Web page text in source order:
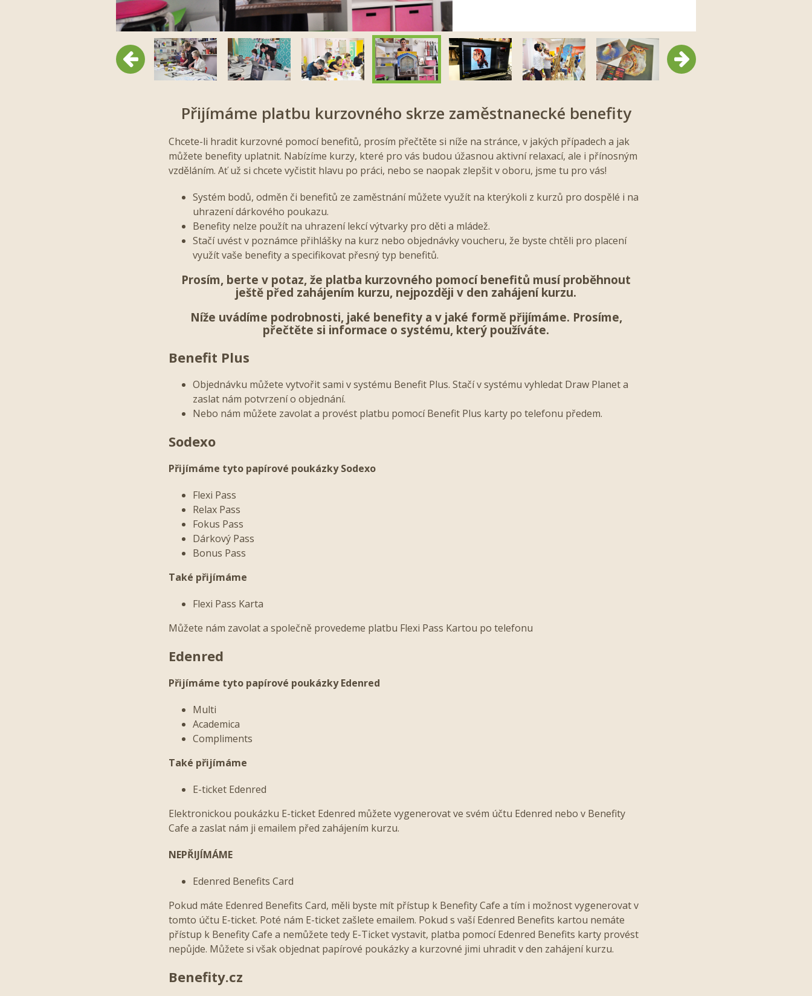
Předchozí Další
Přijímáme platbu kurzovného skrze zaměstnanecké benefity
Chcete-li hradit kurzovné pomocí benefitů, prosím přečtěte si níže na stránce, v jakých případech a jak
můžete benefity uplatnit. Nabízíme kurzy, které pro vás budou úžasnou aktivní relaxací, ale i přínosným
vzděláním. Ať už si chcete vyčistit hlavu po práci, nebo se naopak zlepšit v oboru, jsme tu pro vás!
Systém bodů, odměn či benefitů ze zaměstnání můžete využít na kterýkoli z kurzů pro dospělé i na
uhrazení dárkového poukazu.
Benefity nelze použít na uhrazení lekcí výtvarky pro děti a mládež.
Stačí uvést v poznámce přihlášky na kurz nebo objednávky voucheru, že byste chtěli pro placení
využít vaše benefity a specifikovat přesný typ benefitů.
Prosím, berte v potaz, že platba kurzovného pomocí benefitů musí proběhnout
ještě před zahájením kurzu, nejpozději v den zahájení kurzu.
Níže uvádíme podrobnosti, jaké benefity a v jaké formě přijímáme. Prosíme,
přečtěte si informace o systému, který používáte.
Benefit Plus
Objednávku můžete vytvořit sami v systému Benefit Plus. Stačí v systému vyhledat Draw Planet a
zaslat nám potvrzení o objednání.
Nebo nám můžete zavolat a provést platbu pomocí Benefit Plus karty po telefonu předem.
Sodexo
Přijímáme tyto papírové poukázky Sodexo
Flexi Pass
Relax Pass
Fokus Pass
Dárkový Pass
Bonus Pass
Také přijímáme
Flexi Pass Karta
Můžete nám zavolat a společně provedeme platbu Flexi Pass Kartou po telefonu
Edenred
Přijímáme tyto papírové poukázky Edenred
Multi
Academica
Compliments
Také přijímáme
E-ticket Edenred
Elektronickou poukázku E-ticket Edenred můžete vygenerovat ve svém účtu Edenred nebo v Benefity
Cafe a zaslat nám ji emailem před zahájením kurzu.
NEPŘIJÍMÁME
Edenred Benefits Card
Pokud máte Edenred Benefits Card, měli byste mít přístup k Benefity Cafe a tím i možnost vygenerovat v
tomto účtu E-ticket. Poté nám E-ticket zašlete emailem. Pokud s vaší Edenred Benefits kartou nemáte
přístup k Benefity Cafe a nemůžete tedy E-Ticket vystavit, platba pomocí Edenred Benefits karty provést
nepůjde. Můžete si však objednat papírové poukázky a kurzovné jimi uhradit v den zahájení kurzu.
Benefity.cz